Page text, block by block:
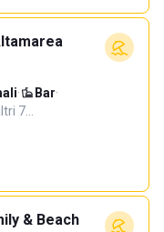
· Bar·
7…
& Beach